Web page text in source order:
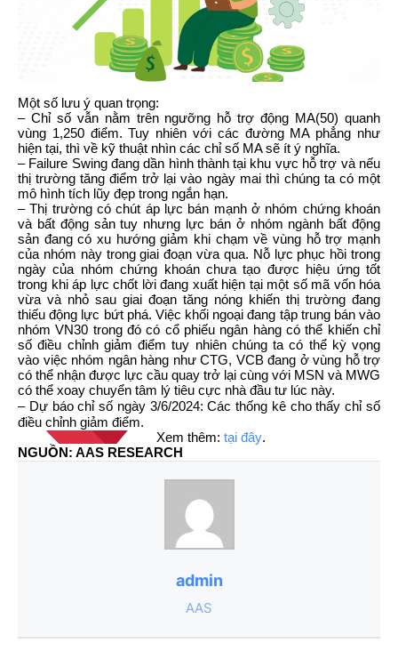
Một số lưu ý quan trọng:
– Chỉ số vẫn nằm trên ngưỡng hỗ trợ động MA(50) quanh
vùng 1,250 điểm. Tuy nhiên với các đường MA phẳng như
hiện tại, thì về kỹ thuật nhìn các chỉ số MA sẽ ít ý nghĩa.
– Failure Swing đang dần hình thành tại khu vực hỗ trợ và nếu
thị trường tăng điểm trở lại vào ngày mai thì chúng ta có một
mô hình tích lũy đẹp trong ngắn hạn.
– Thị trường có chút áp lực bán mạnh ở nhóm chứng khoán
và bất động sản tuy nhưng lực bán ở nhóm ngành bất động
sản đang có xu hướng giảm khi chạm về vùng hỗ trợ mạnh
của nhóm này trong giai đoạn vừa qua. Nỗ lực phục hồi trong
ngày của nhóm chứng khoán chưa tạo được hiệu ứng tốt
trong khi áp lực chốt lời đang xuất hiện tại một số mã vốn hóa
vừa và nhỏ sau giai đoạn tăng nóng khiến thị trường đang
thiếu động lực bứt phá. Việc khối ngoại đang tập trung bán vào
nhóm VN30 trong đó có cổ phiếu ngân hàng có thể khiến chỉ
số điều chỉnh giảm điểm tuy nhiên chúng ta có thể kỳ vọng
vào việc nhóm ngân hàng như CTG, VCB đang ở vùng hỗ trợ
có thể nhận được lực cầu quay trở lại cùng với MSN và MWG
có thể xoay chuyển tâm lý tiêu cực nhà đầu tư lúc này.
– Dự báo chỉ số ngày 3/6/2024: Các thống kê cho thấy chỉ số
điều chỉnh giảm điểm.
Xem thêm:tại đây.
NGUỒN: AAS RESEARCH
admin
AAS